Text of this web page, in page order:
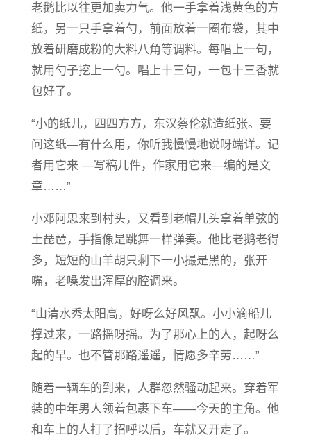
老鹅比以往更加卖力气。他一手拿着浅黄色的方
纸，另一只手拿着勺，前面放着一圈布袋，其中
放着研磨成粉的大料八角等调料。每唱上一句，
就用勺子挖上一勺。唱上十三句，一包十三香就
包好了。
“小的纸儿，四四方方，东汉蔡伦就造纸张。要
问这纸—有什么用，你听我慢慢地说呀端详。记
者用它来 —写稿儿件，作家用它来—编的是文
章……”
小邓阿思来到村头，又看到老帽儿头拿着单弦的
土琵琶，手指像是跳舞一样弹奏。他比老鹅老得
多，短短的山羊胡只剩下一小撮是黑的，张开
嘴，老嗓发出浑厚的腔调来。
“​山清水秀太阳​高，好呀么好风飘。小小滴船儿
撑过来，一路摇呀摇。为了那心上的人，起呀么
起的早。也不管那路遥遥，情愿多辛劳……”
随着一辆车的到来，人群忽然骚动起来。穿着军
装的中年男人领着包裹下车——今天的主角。他
和车上的人打了招呼以后，车就又开走了。